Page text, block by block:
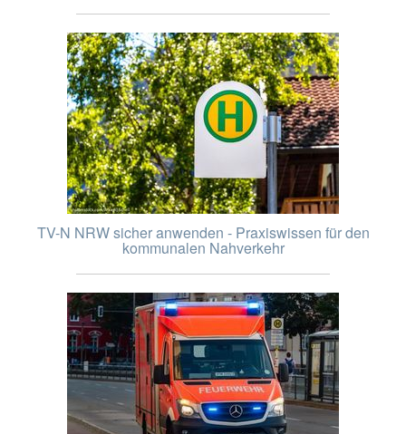
TV-N NRW sicher anwenden - Praxiswissen für den
kommunalen Nahverkehr